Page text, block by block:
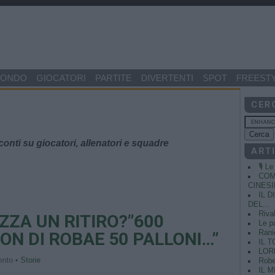
GIOCATORI PARTITE DIVERTENTI SPOT
su giocatori, allenatori e squadre
UN RITIRO?”600
DI ROBAE 50 PALLONI…”
• Storie
🎙️ Le
IL
DEL...
Le
IL
IL